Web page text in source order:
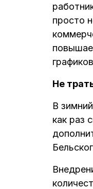
просто
Не
В
как раз